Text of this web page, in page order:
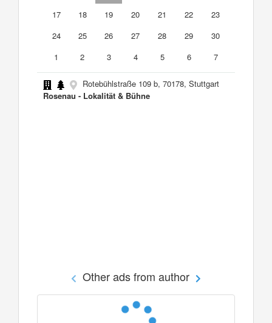
17
18 19 20 21 22
23
24
25 26 27 28 29
30
1
2 3 4 5 6 7
Rotebühlstraße 109 b, 70178, Stuttgart
Rosenau - Lokalität & Bühne
Other ads from author